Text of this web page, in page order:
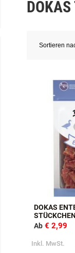
Sortieren
DOKAS
STÜCKCHEN
Ab € 2,99
Inkl. MwSt.